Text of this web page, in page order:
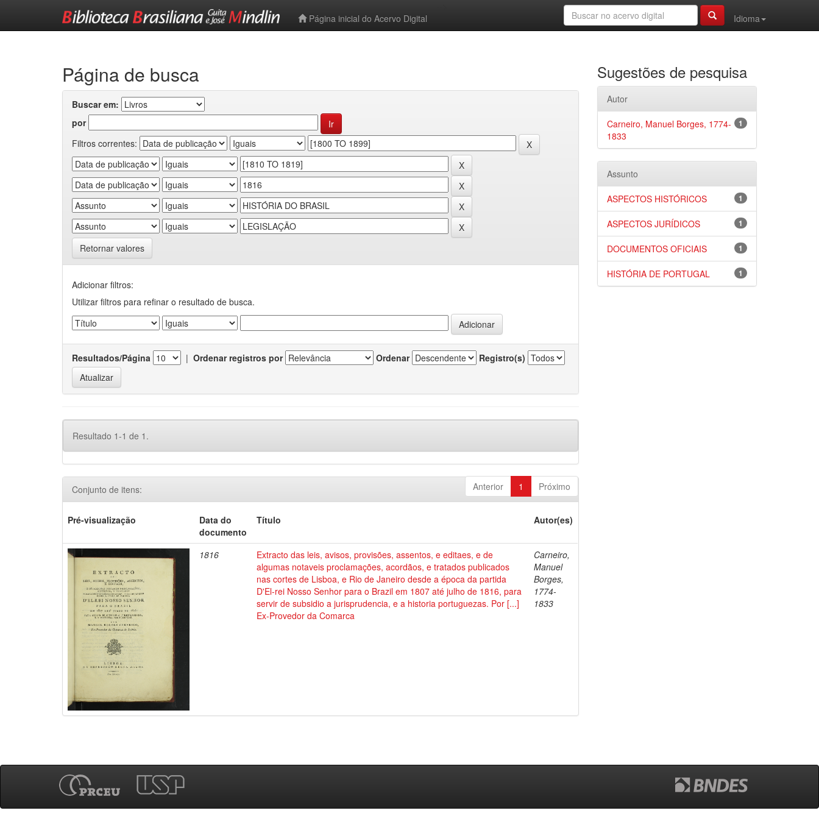
Página inicial do Acervo Digital
Idioma
Página de busca
Buscar em:
por
Filtros correntes:
Retornar valores
Adicionar filtros:
Utilizar filtros para refinar o resultado de busca.
Resultados/Página | Ordenar registros por Ordenar Registro(s)
Resultado 1-1 de 1.
Anterior 1 Próximo
Conjunto de itens:
Pré-visualização
Data do
documento
Título Autor(es)
1816
Extracto das leis, avisos, provisões, assentos, e editaes, e de
algumas notaveis proclamações, acordãos, e tratados publicados
nas cortes de Lisboa, e Rio de Janeiro desde a época da partida
D'El-rei Nosso Senhor para o Brazil em 1807 até julho de 1816, para
servir de subsidio a jurisprudencia, e a historia portuguezas. Por [...]
Ex-Provedor da Comarca
Carneiro,
Manuel
Borges,
1774-
1833
Sugestões de pesquisa
Autor
1
Carneiro, Manuel Borges, 1774-
1833
Assunto
1
ASPECTOS HISTÓRICOS
1
ASPECTOS JURÍDICOS
1
DOCUMENTOS OFICIAIS
1
HISTÓRIA DE PORTUGAL